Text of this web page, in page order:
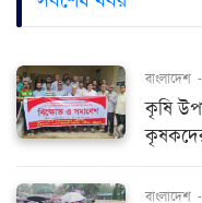
বাংলাদেশ -
কৃষি
বাংলাদেশ -